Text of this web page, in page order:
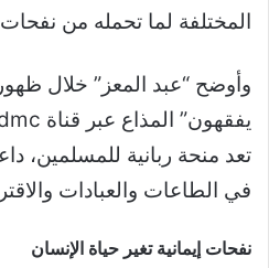
المختلفة لما تحمله من
وأوضح “عبد المعز” خلال
تعد منحة ربانية للمسلمين،
في الطاعات والعبادات
نفحات إيمانية تغير حياة الإنسان